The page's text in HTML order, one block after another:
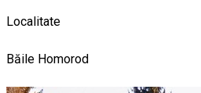
Localitate
Băile Homorod